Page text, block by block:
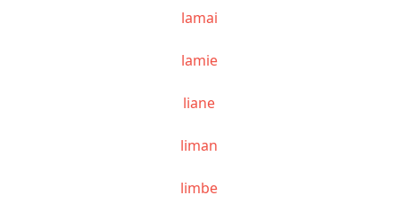
lamai
lamie
liane
liman
limbe